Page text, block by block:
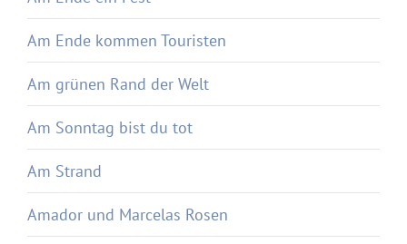
Am Ende kommen Touristen
Am grünen Rand der Welt
Am Sonntag bist du tot
Am Strand
Amador und Marcelas Rosen